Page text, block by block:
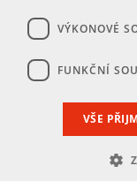
Pravidla
Návod k použití
Podmínky použití
Prohlášení o
VÝKONOVÉ
FUNKČNÍ
VŠE